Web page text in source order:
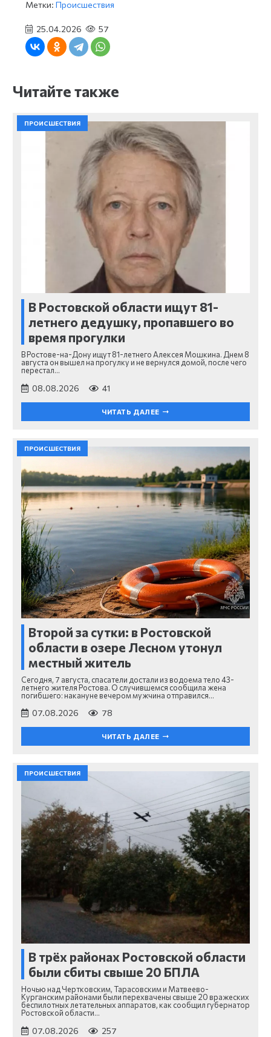
Метки: Происшествия
25.04.2026 57
Читайте также
ПРОИСШЕСТВИЯ
В Ростовской области ищут 81-
летнего дедушку, пропавшего во
время прогулки
В Ростове-на-Дону ищут 81-летнего Алексея Мошкина. Днем 8
августа он вышел на прогулку и не вернулся домой, после чего
перестал…
08.08.2026 41
ЧИТАТЬ ДАЛЕЕ
ПРОИСШЕСТВИЯ
Второй за сутки: в Ростовской
области в озере Лесном утонул
местный житель
Сегодня, 7 августа, спасатели достали из водоема тело 43-
летнего жителя Ростова. О случившемся сообщила жена
погибшего: накануне вечером мужчина отправился…
07.08.2026 78
ЧИТАТЬ ДАЛЕЕ
ПРОИСШЕСТВИЯ
В трёх районах Ростовской области
были сбиты свыше 20 БПЛА
Ночью над Чертковским, Тарасовским и Матвеево-
Курганским районами были перехвачены свыше 20 вражеских
беспилотных летательных аппаратов, как сообщил губернатор
Ростовской области…
07.08.2026 257